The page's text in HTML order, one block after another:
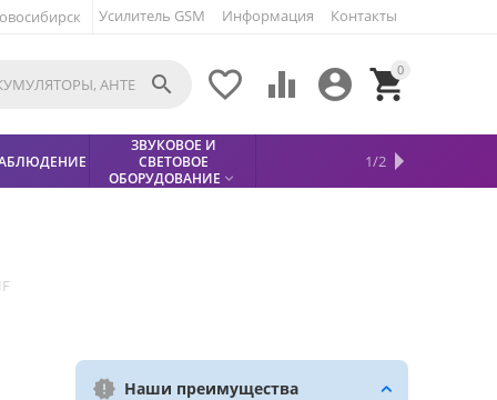
Усилитель GSM Информация Контакты
0


 

ЗВУКОВОЕ И
СВЕТОВОЕ
ОБОРУДОВАНИЕ 
МЕТАЛЛОДЕТЕКТОР
СФИНКС (SPHINX)
БЕЗОПАСНОСТЬ
КИСЛОТНЫЕ
АККУМУЛЯТОРЫ
1/2
Наши преимущества